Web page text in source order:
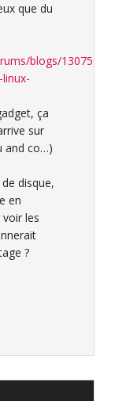
que du
blogs/130750-
ça
sur
and co…)
disque,
en
les
?